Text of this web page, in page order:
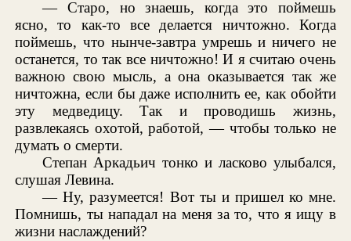
— Старо, но знаешь, когда это поймешь
ясно, то как-то все делается ничтожно. Когда
поймешь, что нынче-завтра умрешь и ничего не
останется, то так все ничтожно! И я считаю очень
важною свою мысль, а она оказывается так же
ничтожна, если бы даже исполнить ее, как обойти
эту медведицу. Так и проводишь жизнь,
развлекаясь охотой, работой, — чтобы только не
думать о смерти.
Степан Аркадьич тонко и ласково улыбался,
слушая Левина.
— Ну, разумеется! Вот ты и пришел ко мне.
Помнишь, ты нападал на меня за то, что я ищу в
жизни наслаждений?